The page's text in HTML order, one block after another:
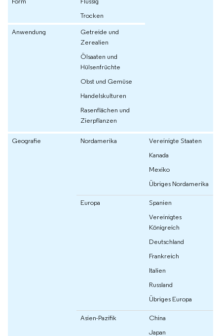
Trocken
Anwendung
Getreide und
Zerealien
Ölsaaten und
Hülsenfrüchte
Obst und Gemüse
Handelskulturen
Rasenflächen und
Zierpflanzen
Geografie Nordamerika
Vereinigte Staaten
Kanada
Mexiko
Übriges Nordamerika
Europa
Spanien
Vereinigtes
Königreich
Deutschland
Frankreich
Italien
Russland
Übriges Europa
Asien-Pazifik
China
Japan